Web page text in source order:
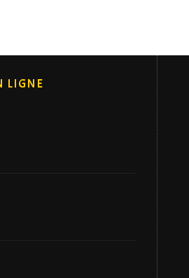
LIGNE